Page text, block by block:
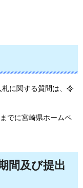
に関する質問は、令
でに宮崎県ホームペ
間及び提出